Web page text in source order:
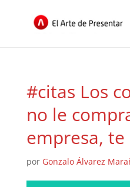
#citas Los
no le
empresa,
por Gonzalo Álvarez